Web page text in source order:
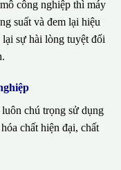
công nghiệp thì máy
suất và đem lại hiệu
sự hài lòng tuyệt đối
chú trọng sử dụng
chất hiện đại, chất